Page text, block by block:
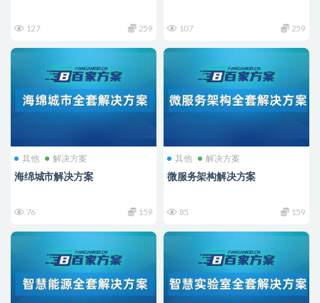
127 259 107 259
其他 解决方案
海绵城市解决方案
76 159
其他 解决方案
微服务架构解决方案
85 159